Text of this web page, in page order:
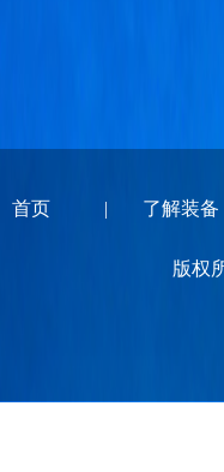
首页 | 了解装备
版权